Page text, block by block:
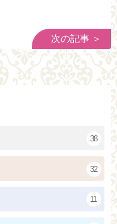
次の記事 ＞
38
32
11